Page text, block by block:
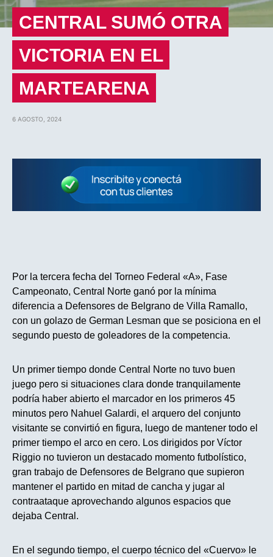
CENTRAL SUMÓ OTRA
VICTORIA EN EL
MARTEARENA
6 AGOSTO, 2024
Por la tercera fecha del Torneo Federal «A», Fase
Campeonato, Central Norte ganó por la mínima
diferencia a Defensores de Belgrano de Villa Ramallo,
con un golazo de German Lesman que se posiciona en el
segundo puesto de goleadores de la competencia.
Un primer tiempo donde Central Norte no tuvo buen
juego pero si situaciones clara donde tranquilamente
podría haber abierto el marcador en los primeros 45
minutos pero Nahuel Galardi, el arquero del conjunto
visitante se convirtió en figura, luego de mantener todo el
primer tiempo el arco en cero. Los dirigidos por Víctor
Riggio no tuvieron un destacado momento futbolístico,
gran trabajo de Defensores de Belgrano que supieron
mantener el partido en mitad de cancha y jugar al
contraataque aprovechando algunos espacios que
dejaba Central.
En el segundo tiempo, el cuerpo técnico del «Cuervo» le